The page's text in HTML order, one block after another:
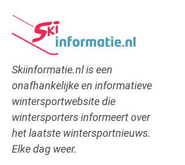
Skiinformatie.nl is een
onafhankelijke en informatieve
wintersportwebsite die
wintersporters informeert over
het laatste wintersportnieuws.
Elke dag weer.